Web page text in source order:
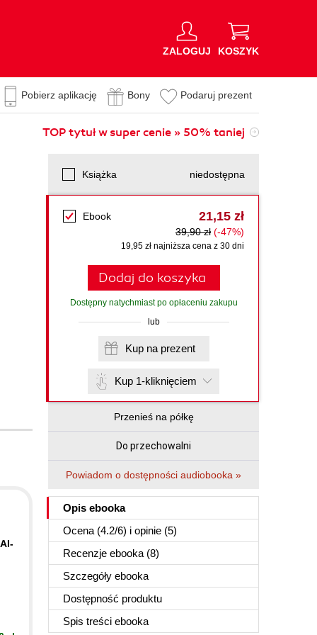
ZALOGUJ KOSZYK
Pobierz aplikację Bony Podaruj prezent
TOP tytuł w super cenie » 50% taniej
Książka niedostępna
Ebook 21,15 zł
39,90 zł (-47%)
19,95 zł najniższa cena z 30 dni
Dodaj do koszyka
Dostępny natychmiast po opłaceniu zakupu
lub
Kup na prezent
Kup 1-kliknięciem
Przenieś na półkę
Do przechowalni
Powiadom o dostępności audiobooka »
Opis ebooka
Ocena (4.2/6) i opinie (5)
Recenzje ebooka (8)
Szczegóły ebooka
Dostępność produktu
Spis treści ebooka